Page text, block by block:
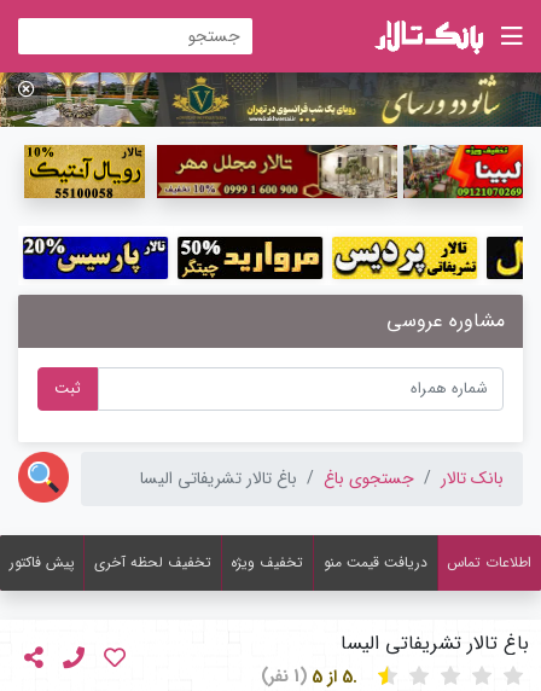
مشاوره عروسی
ثبت
بانک تالار جستجوی باغ باغ تالار تشریفاتی الیسا
اطلاعات تماس دریافت قیمت منو تخفیف ویژه تخفیف لحظه آخری پیش فاکتور
باغ تالار تشریفاتی الیسا
.5 از 5 (1 نفر)